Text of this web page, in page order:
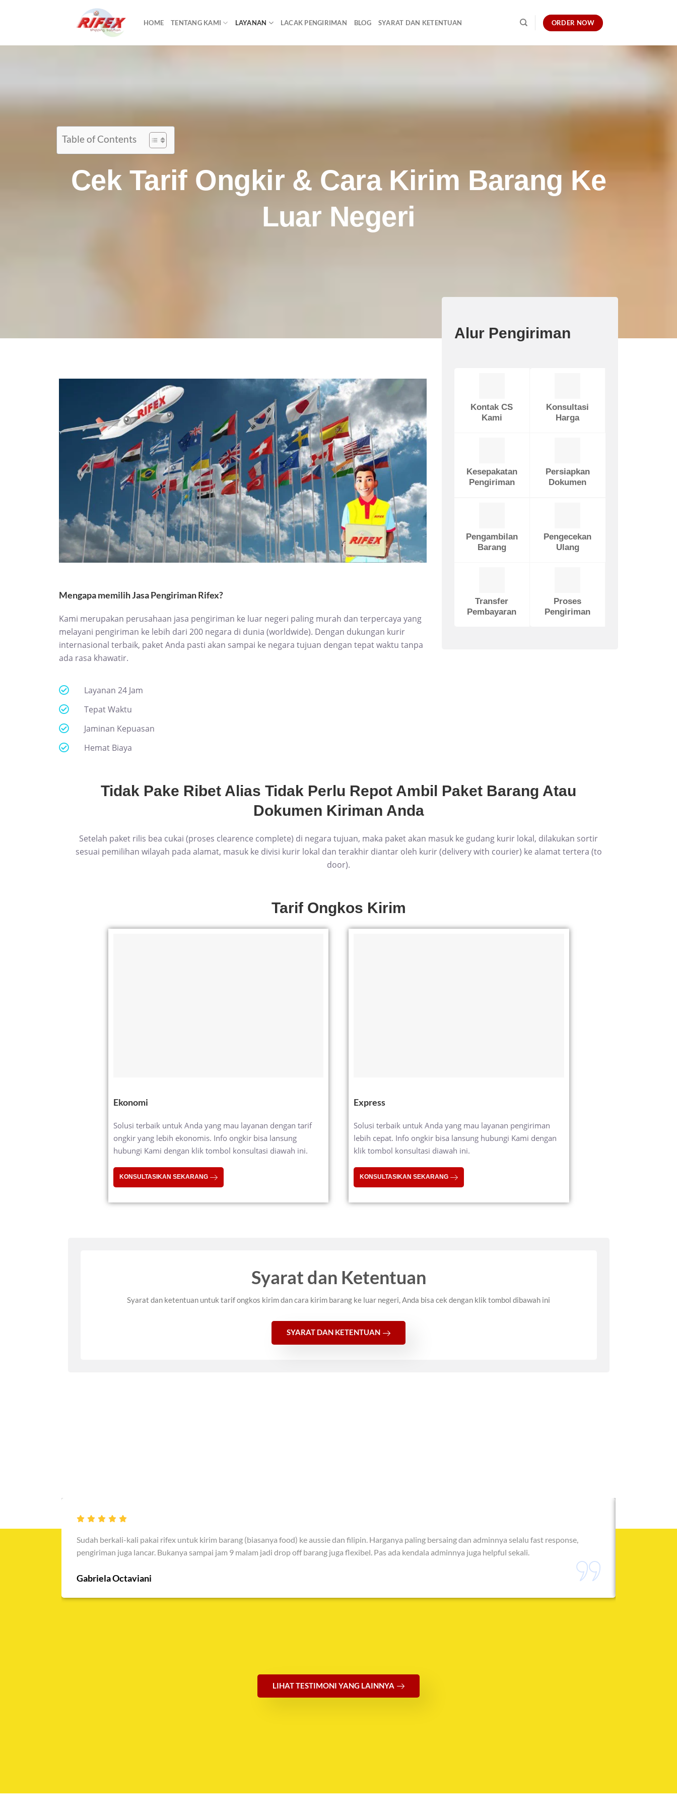
HOME TENTANG KAMI LAYANAN LACAK PENGIRIMAN BLOG SYARAT DAN KETENTUAN ORDER NOW
Table of Contents
Cek Tarif Ongkir & Cara Kirim Barang Ke
Luar Negeri
Mengapa memilih Jasa Pengiriman Rifex?
Kami merupakan perusahaan jasa pengiriman ke luar negeri paling murah dan terpercaya yang
melayani pengiriman ke lebih dari 200 negara di dunia (worldwide). Dengan dukungan kurir
internasional terbaik, paket Anda pasti akan sampai ke negara tujuan dengan tepat waktu tanpa
ada rasa khawatir.
Layanan 24 Jam
Tepat Waktu
Jaminan Kepuasan
Hemat Biaya
Alur Pengiriman
Kontak CS
Kami
Konsultasi
Harga
Kesepakatan
Pengiriman
Persiapkan
Dokumen
Pengambilan
Barang
Pengecekan
Ulang
Transfer
Pembayaran
Proses
Pengiriman
Tidak Pake Ribet Alias Tidak Perlu Repot Ambil Paket Barang Atau
Dokumen Kiriman Anda
Setelah paket rilis bea cukai (proses clearence complete) di negara tujuan, maka paket akan masuk ke gudang kurir lokal, dilakukan sortir
sesuai pemilihan wilayah pada alamat, masuk ke divisi kurir lokal dan terakhir diantar oleh kurir (delivery with courier) ke alamat tertera (to
door).
Tarif Ongkos Kirim
Ekonomi
Solusi terbaik untuk Anda yang mau layanan dengan tarif
ongkir yang lebih ekonomis. Info ongkir bisa lansung
hubungi Kami dengan klik tombol konsultasi diawah ini.
KONSULTASIKAN SEKARANG
Express
Solusi terbaik untuk Anda yang mau layanan pengiriman
lebih cepat. Info ongkir bisa lansung hubungi Kami dengan
klik tombol konsultasi diawah ini.
KONSULTASIKAN SEKARANG
Syarat dan Ketentuan
Syarat dan ketentuan untuk tarif ongkos kirim dan cara kirim barang ke luar negeri, Anda bisa cek dengan klik tombol dibawah ini
SYARAT DAN KETENTUAN
Sudah berkali-kali pakai rifex untuk kirim barang (biasanya food) ke aussie dan filipin. Harganya paling bersaing dan adminnya selalu fast response,
pengiriman juga lancar. Bukanya sampai jam 9 malam jadi drop off barang juga flexibel. Pas ada kendala adminnya juga helpful sekali.
Gabriela Octaviani
LIHAT TESTIMONI YANG LAINNYA